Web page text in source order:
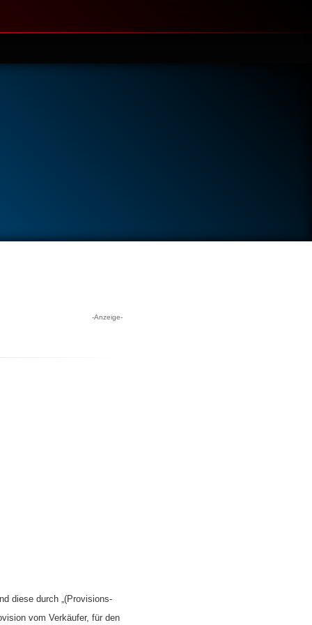
-Anzeige-
diese durch „(Provisions-
vom Verkäufer, für den